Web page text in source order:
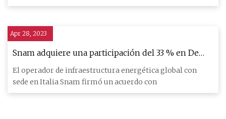
Apr 28, 2023
Snam adquiere una participación del 33 % en De
Nora para fortalecer su posición en las tecnologías
del hidrógeno
El operador de infraestructura energética global con
sede en Italia Snam firmó un acuerdo con